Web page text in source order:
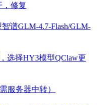
，修复
谱GLM-4.7-Flash/GLM-
选择HY3模型QClaw更
服务器中转）